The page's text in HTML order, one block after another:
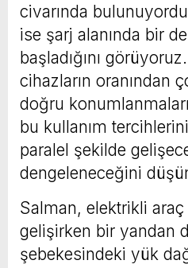
civarında
ise şarj alanında bir
başladığını
cihazların oranından
doğru
bu kullanım
paralel şekilde
dengeleneceğini
Salman, elektrikli
gelişirken bir yandan
şebekesindeki yük